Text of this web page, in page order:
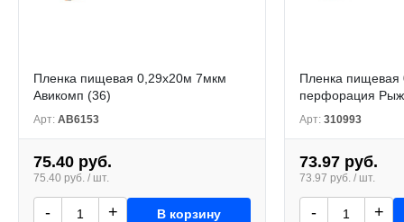
Пленка пищевая 0,29х20м 7мкм
Авикомп (36)
Арт: АВ6153
75.40 руб.
75.40 руб. / шт.
- + В корзину
Пленка пищевая
перфорация
Арт: 310993
73.97 руб.
73.97 руб. / шт.
- +